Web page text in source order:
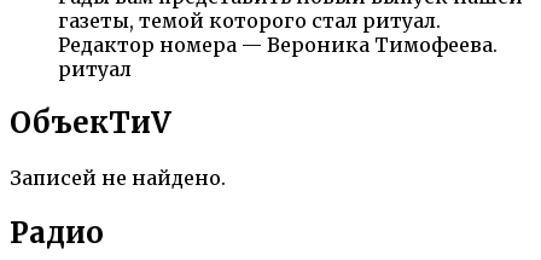
газеты, темой которого стал ритуал.
Редактор номера — Вероника Тимофеева.
ритуал
ОбъекTиV
Записей не найдено.
Радио